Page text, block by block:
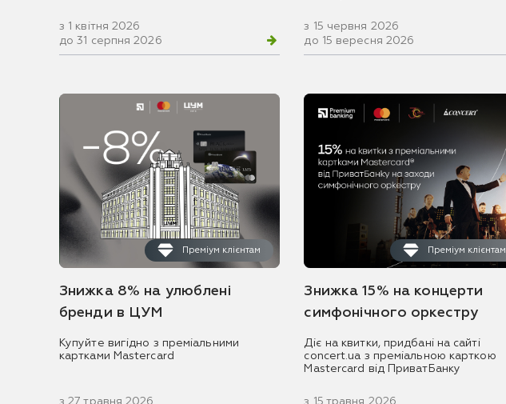
з 1 квітня 2026
до 31 серпня 2026
з 15 червня 2026
до 15 вересня 2026
Преміум клієнтам
Знижка 8% на улюблені
бренди в ЦУМ
Купуйте вигідно з преміальними
картками Mastercard
Преміум клієнтам
Знижка 15% на концерти
симфонічного оркестру
Діє на квитки, придбані на сайті
concert.ua з преміальною карткою
Mastercard від ПриватБанку